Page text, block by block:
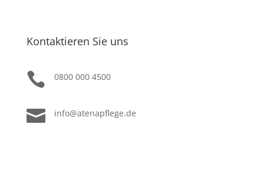
Kontaktieren Sie uns
 0800 000 4500
 info@atenapflege.de